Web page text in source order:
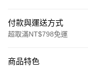
付款與運送方式
超取滿NT$798免運
信用卡一次付款
商品特色